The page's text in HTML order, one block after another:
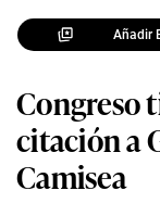
Añadir
Congreso
citación a
Camisea